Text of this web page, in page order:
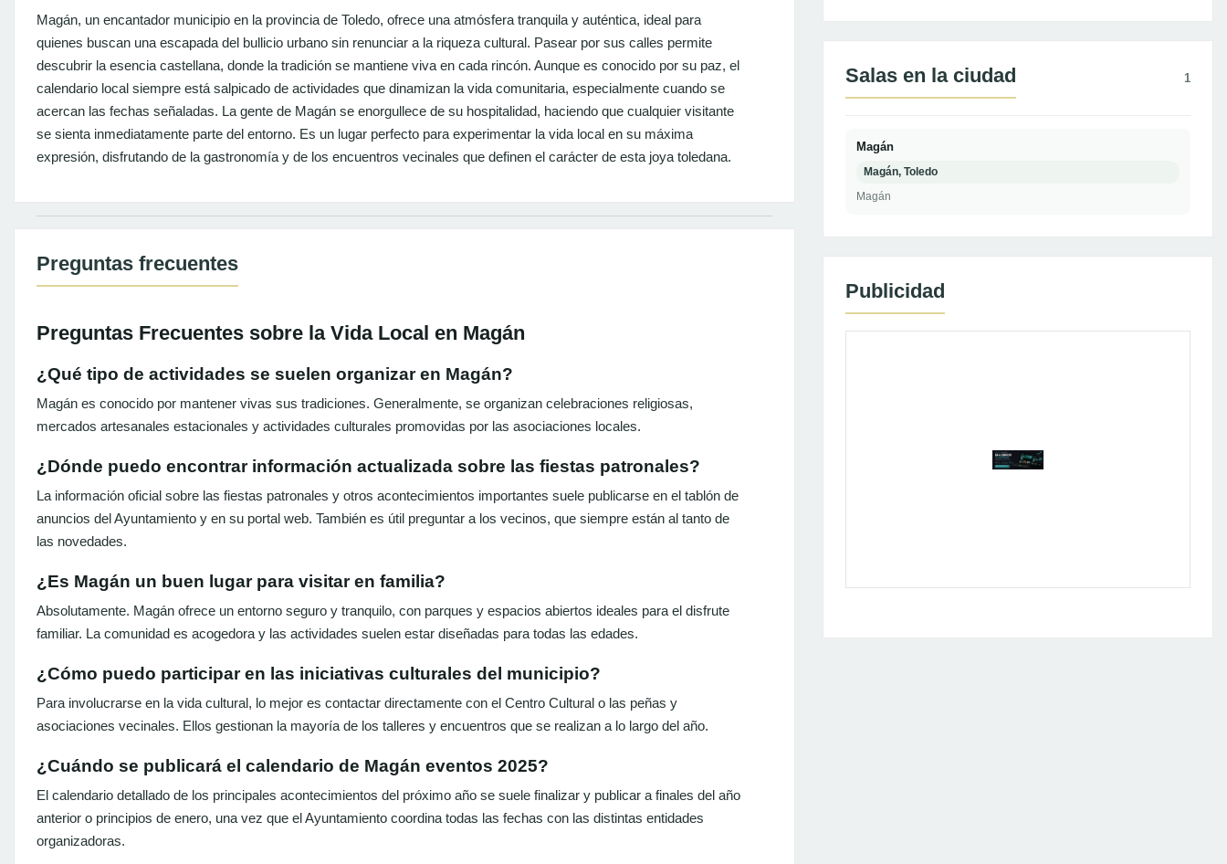
Magán, un encantador municipio en la provincia de Toledo, ofrece una atmósfera tranquila y auténtica, ideal para
quienes buscan una escapada del bullicio urbano sin renunciar a la riqueza cultural. Pasear por sus calles permite
descubrir la esencia castellana, donde la tradición se mantiene viva en cada rincón. Aunque es conocido por su paz, el
calendario local siempre está salpicado de actividades que dinamizan la vida comunitaria, especialmente cuando se
acercan las fechas señaladas. La gente de Magán se enorgullece de su hospitalidad, haciendo que cualquier visitante
se sienta inmediatamente parte del entorno. Es un lugar perfecto para experimentar la vida local en su máxima
expresión, disfrutando de la gastronomía y de los encuentros vecinales que definen el carácter de esta joya toledana.
Preguntas frecuentes
Preguntas Frecuentes sobre la Vida Local en Magán
¿Qué tipo de actividades se suelen organizar en Magán?
Magán es conocido por mantener vivas sus tradiciones. Generalmente, se organizan celebraciones religiosas,
mercados artesanales estacionales y actividades culturales promovidas por las asociaciones locales.
¿Dónde puedo encontrar información actualizada sobre las fiestas patronales?
La información oficial sobre las fiestas patronales y otros acontecimientos importantes suele publicarse en el tablón de
anuncios del Ayuntamiento y en su portal web. También es útil preguntar a los vecinos, que siempre están al tanto de
las novedades.
¿Es Magán un buen lugar para visitar en familia?
Absolutamente. Magán ofrece un entorno seguro y tranquilo, con parques y espacios abiertos ideales para el disfrute
familiar. La comunidad es acogedora y las actividades suelen estar diseñadas para todas las edades.
¿Cómo puedo participar en las iniciativas culturales del municipio?
Para involucrarse en la vida cultural, lo mejor es contactar directamente con el Centro Cultural o las peñas y
asociaciones vecinales. Ellos gestionan la mayoría de los talleres y encuentros que se realizan a lo largo del año.
¿Cuándo se publicará el calendario de Magán eventos 2025?
El calendario detallado de los principales acontecimientos del próximo año se suele finalizar y publicar a finales del año
anterior o principios de enero, una vez que el Ayuntamiento coordina todas las fechas con las distintas entidades
organizadoras.
Salas en la ciudad 1
Magán
Magán, Toledo
Magán
Publicidad
Publicidad